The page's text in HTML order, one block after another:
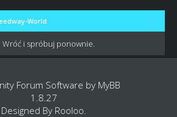
World
Wróć i spróbuj ponownie.
Forum Software by MyBB
1.8.27
Designed By Rooloo.